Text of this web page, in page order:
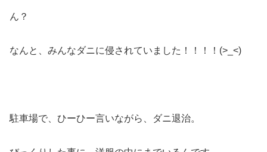
ん？
なんと、みんなダニに侵されていました！！！！(>_<)
駐車場で、ひーひー言いながら、ダニ退治。